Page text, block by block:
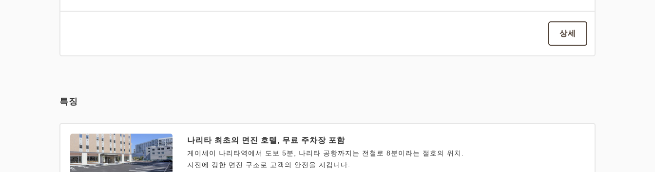
상세
특징
나리타 최초의 면진 호텔, 무료 주차장 포함
게이세이 나리타역에서 도보 5분, 나리타 공항까지는 전철로 8분이라는 절호의 위치.
지진에 강한 면진 구조로 고객의 안전을 지킵니다.